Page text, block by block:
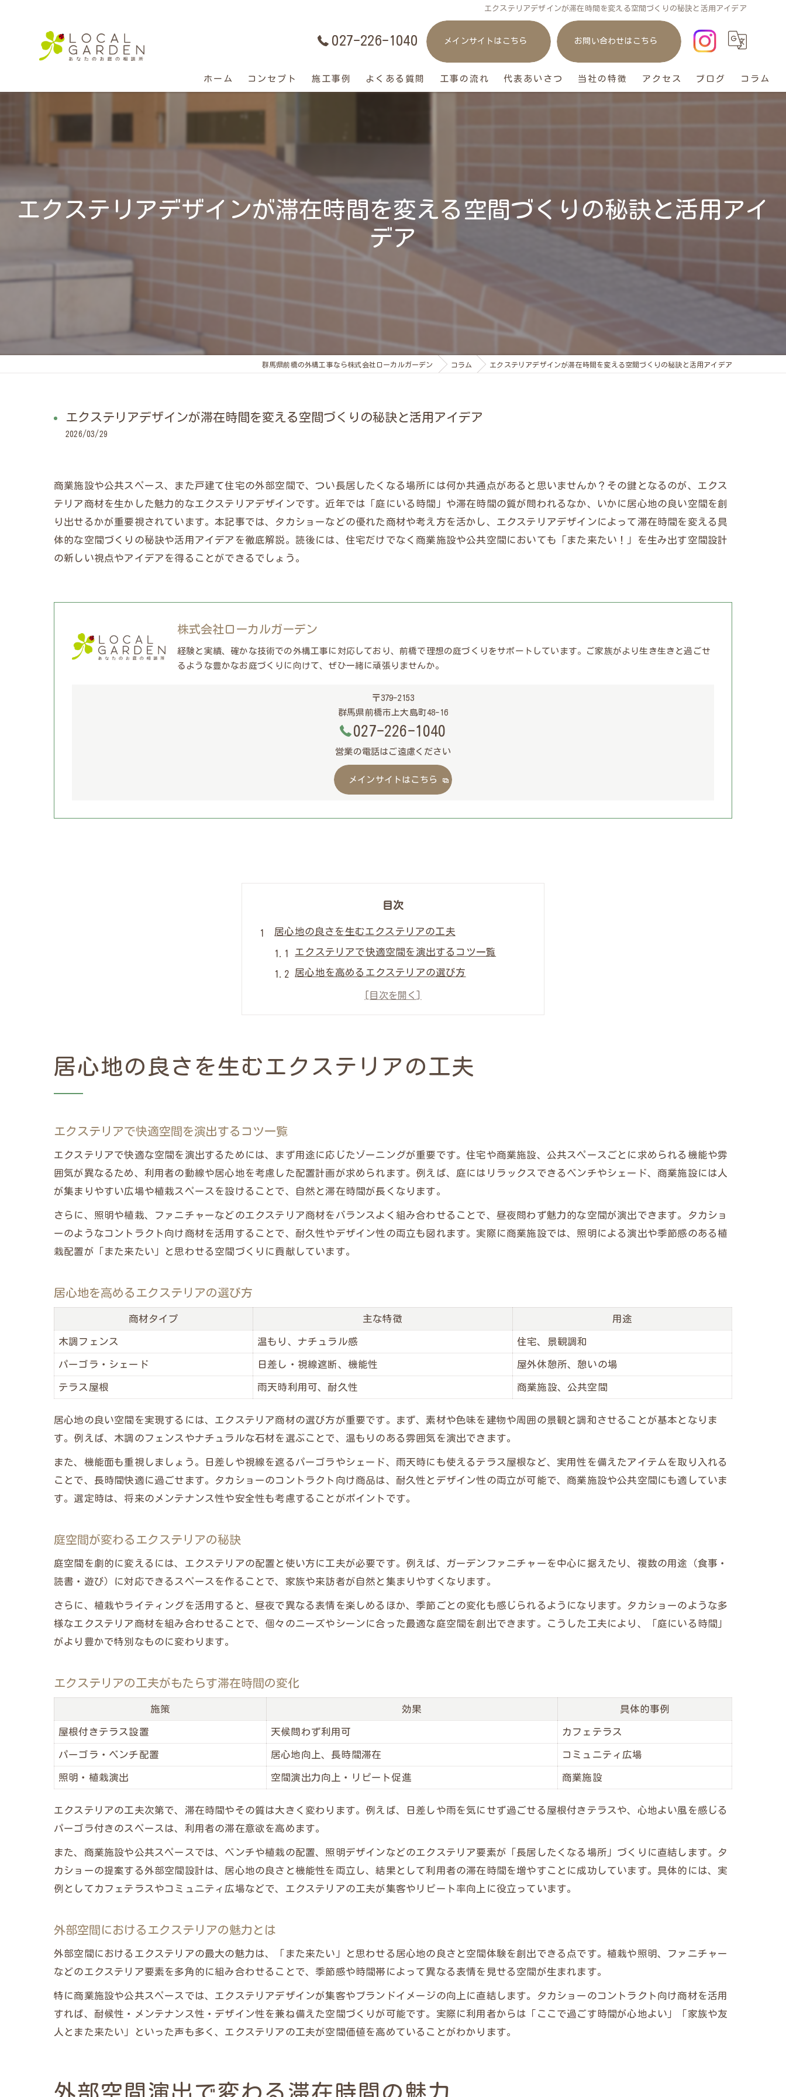
エクステリアデザインが滞在時間を変える空間づくりの秘訣と活用アイデア
027-226-1040 メインサイトはこちら お問い合わせはこちら
ホーム コンセプト 施工事例 よくある質問 工事の流れ 代表あいさつ 当社の特徴
おしゃれ
アクセス ブログ コラム
エクステリアデザインが滞在時間を変える空間づくりの秘訣と活用アイ
デア
群馬県前橋の外構工事なら株式会社ローカルガーデン コラム エクステリアデザインが滞在時間を変える空間づくりの秘訣と活用アイデア
エクステリアデザインが滞在時間を変える空間づくりの秘訣と活用アイデア
2026/03/29
商業施設や公共スペース、また戸建て住宅の外部空間で、つい長居したくなる場所には何か共通点があると思いませんか？その鍵となるのが、エクス
テリア商材を生かした魅力的なエクステリアデザインです。近年では「庭にいる時間」や滞在時間の質が問われるなか、いかに居心地の良い空間を創
り出せるかが重要視されています。本記事では、タカショーなどの優れた商材や考え方を活かし、エクステリアデザインによって滞在時間を変える具
体的な空間づくりの秘訣や活用アイデアを徹底解説。読後には、住宅だけでなく商業施設や公共空間においても「また来たい！」を生み出す空間設計
の新しい視点やアイデアを得ることができるでしょう。
株式会社ローカルガーデン
経験と実績、確かな技術での外構工事に対応しており、前橋で理想の庭づくりをサポートしています。ご家族がより生き生きと過ごせ
るような豊かなお庭づくりに向けて、ぜひ一緒に頑張りませんか。
〒379-2153
群馬県前橋市上大島町48-16
027-226-1040
営業の電話はご遠慮ください
メインサイトはこちら
目次
居心地の良さを生むエクステリアの工夫
エクステリアで快適空間を演出するコツ一覧
居心地を高めるエクステリアの選び方
庭空間が変わるエクステリアの秘訣
エクステリアの工夫がもたらす滞在時間の変化
外部空間でエクステリアが生む居心地比較表
エクステリアを活かした外部空間の事例
庭にいる時間が増えるエクステリア活用術
庭で長居したくなるエクステリア活用アイデア集
エクステリアが庭時間を充実させる理由
庭に適したエクステリア選びのポイント
「庭にいる時間」を増やすエクステリアの工夫
快適なエクステリアデザイン事例比較表
実例で見るエクステリアの工夫と効果
エクステリアデザインがもたらす変化とは
暮らしを豊かにするエクステリア実践例
エクステリアデザインの成功ポイントまとめ
滞在を促す空間設計の秘訣を探る
滞在時間を伸ばす空間設計とエクステリア要素一覧
空間設計に欠かせないエクステリアの役割
エクステリアが促す滞在の快適性とは
長く過ごしたくなる空間づくりのポイント
おしゃれなエクステリアが与える心理的効果比較
外構デザインで得られる心地よさの理由
センスのいい外構に仕上げるポイント
エクステリアのおしゃれさが暮らしに与える影響
居心地の良さを生むエクステリアの工夫
エクステリアで快適空間を演出するコツ一覧
エクステリアで快適な空間を演出するためには、まず用途に応じたゾーニングが重要です。住宅や商業施設、公共スペースごとに求められる機能や雰
囲気が異なるため、利用者の動線や居心地を考慮した配置計画が求められます。例えば、庭にはリラックスできるベンチやシェード、商業施設には人
が集まりやすい広場や植栽スペースを設けることで、自然と滞在時間が長くなります。
さらに、照明や植栽、ファニチャーなどのエクステリア商材をバランスよく組み合わせることで、昼夜問わず魅力的な空間が演出できます。タカショ
ーのようなコントラクト向け商材を活用することで、耐久性やデザイン性の両立も図れます。実際に商業施設では、照明による演出や季節感のある植
栽配置が「また来たい」と思わせる空間づくりに貢献しています。
居心地を高めるエクステリアの選び方
商材タイプ 主な特徴 用途
木調フェンス 温もり、ナチュラル感 住宅、景観調和
パーゴラ・シェード 日差し・視線遮断、機能性 屋外休憩所、憩いの場
テラス屋根 雨天時利用可、耐久性 商業施設、公共空間
居心地の良い空間を実現するには、エクステリア商材の選び方が重要です。まず、素材や色味を建物や周囲の景観と調和させることが基本となりま
す。例えば、木調のフェンスやナチュラルな石材を選ぶことで、温もりのある雰囲気を演出できます。
また、機能面も重視しましょう。日差しや視線を遮るパーゴラやシェード、雨天時にも使えるテラス屋根など、実用性を備えたアイテムを取り入れる
ことで、長時間快適に過ごせます。タカショーのコントラクト向け商品は、耐久性とデザイン性の両立が可能で、商業施設や公共空間にも適していま
す。選定時は、将来のメンテナンス性や安全性も考慮することがポイントです。
庭空間が変わるエクステリアの秘訣
庭空間を劇的に変えるには、エクステリアの配置と使い方に工夫が必要です。例えば、ガーデンファニチャーを中心に据えたり、複数の用途（食事・
読書・遊び）に対応できるスペースを作ることで、家族や来訪者が自然と集まりやすくなります。
さらに、植栽やライティングを活用すると、昼夜で異なる表情を楽しめるほか、季節ごとの変化も感じられるようになります。タカショーのような多
様なエクステリア商材を組み合わせることで、個々のニーズやシーンに合った最適な庭空間を創出できます。こうした工夫により、「庭にいる時間」
がより豊かで特別なものに変わります。
エクステリアの工夫がもたらす滞在時間の変化
施策 効果 具体的事例
屋根付きテラス設置 天候問わず利用可 カフェテラス
パーゴラ・ベンチ配置 居心地向上、長時間滞在 コミュニティ広場
照明・植栽演出 空間演出力向上・リピート促進 商業施設
エクステリアの工夫次第で、滞在時間やその質は大きく変わります。例えば、日差しや雨を気にせず過ごせる屋根付きテラスや、心地よい風を感じる
パーゴラ付きのスペースは、利用者の滞在意欲を高めます。
また、商業施設や公共スペースでは、ベンチや植栽の配置、照明デザインなどのエクステリア要素が「長居したくなる場所」づくりに直結します。タ
カショーの提案する外部空間設計は、居心地の良さと機能性を両立し、結果として利用者の滞在時間を増やすことに成功しています。具体的には、実
例としてカフェテラスやコミュニティ広場などで、エクステリアの工夫が集客やリピート率向上に役立っています。
外部空間におけるエクステリアの魅力とは
外部空間におけるエクステリアの最大の魅力は、「また来たい」と思わせる居心地の良さと空間体験を創出できる点です。植栽や照明、ファニチャー
などのエクステリア要素を多角的に組み合わせることで、季節感や時間帯によって異なる表情を見せる空間が生まれます。
特に商業施設や公共スペースでは、エクステリアデザインが集客やブランドイメージの向上に直結します。タカショーのコントラクト向け商材を活用
すれば、耐候性・メンテナンス性・デザイン性を兼ね備えた空間づくりが可能です。実際に利用者からは「ここで過ごす時間が心地よい」「家族や友
人とまた来たい」といった声も多く、エクステリアの工夫が空間価値を高めていることがわかります。
外部空間演出で変わる滞在時間の魅力